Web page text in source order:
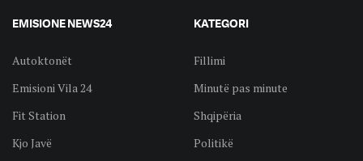
EMISIONE NEWS24
Autoktonët
Emisioni Vila 24
Fit Station
Kjo Javë
KATEGORI
Fillimi
Minutë pas minute
Shqipëria
Politikë